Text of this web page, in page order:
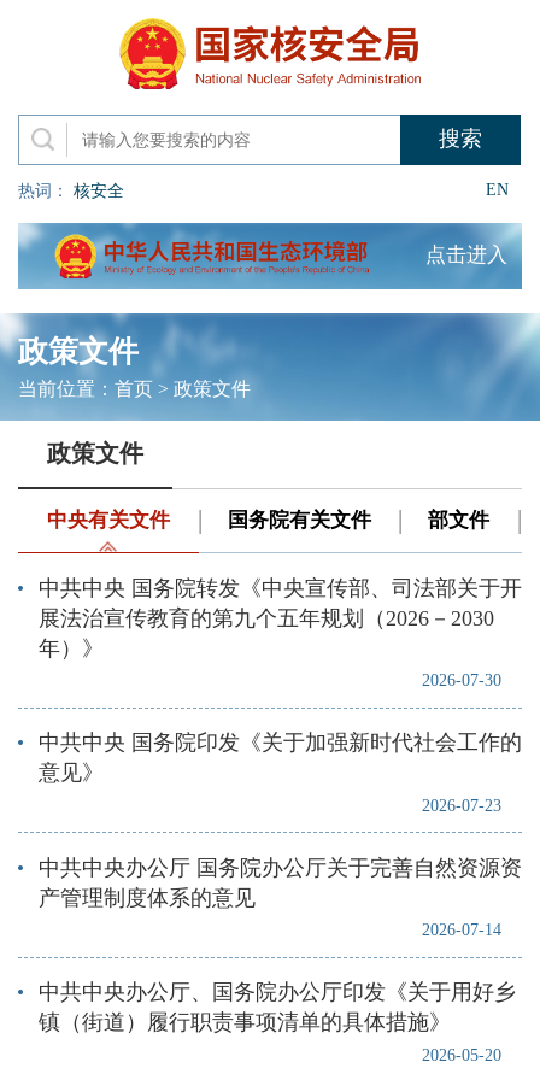
热词： 核安全 EN
点击进入
政策文件
当前位置： 首页> 政策文件
政策文件
中央有关文件 国务院有关文件 部文件
中共中央 国务院转发《中央宣传部、司法部关于开
展法治宣传教育的第九个五年规划（2026－2030
年）》
2026-07-30
中共中央 国务院印发《关于加强新时代社会工作的
意见》
2026-07-23
中共中央办公厅 国务院办公厅关于完善自然资源资
产管理制度体系的意见
2026-07-14
中共中央办公厅、国务院办公厅印发《关于用好乡
镇（街道）履行职责事项清单的具体措施》
2026-05-20